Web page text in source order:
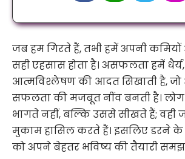
जब हम गिरते हैं, तभी हमें अपनी
सही एहसास होता है। असफलता हमें
आत्मविश्लेषण की आदत सिखाती है,
सफलता की मजबूत नींव बनती है।
भागते नहीं, बल्कि उससे सीखते हैं; वही
मुकाम हासिल करते हैं। इसलिए डरने के
को अपने बेहतर भविष्य की तैयारी